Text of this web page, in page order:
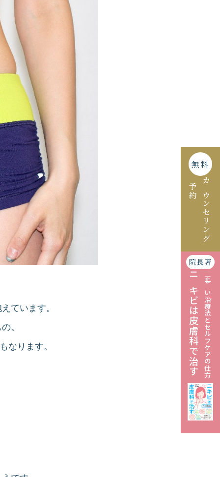
ています。
。
なります。
無料
カウンセリング
予約
院長著
正しい治療法とセルフケアの仕方
ニキビは皮膚科で治す